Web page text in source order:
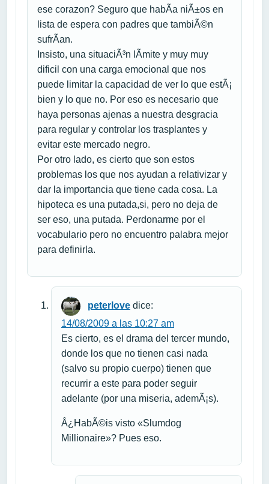
ese corazon? Seguro que habÃ­a niÃ±os en
lista de espera con padres que tambiÃ©n
sufrÃ­an.
Insisto, una situaciÃ³n lÃ­mite y muy muy
dificil con una carga emocional que nos
puede limitar la capacidad de ver lo que estÃ¡
bien y lo que no. Por eso es necesario que
haya personas ajenas a nuestra desgracia
para regular y controlar los trasplantes y
evitar este mercado negro.
Por otro lado, es cierto que son estos
problemas los que nos ayudan a relativizar y
dar la importancia que tiene cada cosa. La
hipoteca es una putada,si, pero no deja de
ser eso, una putada. Perdonarme por el
vocabulario pero no encuentro palabra mejor
para definirla.
peterlove dice:
14/08/2009 a las 10:27 am
Es cierto, es el drama del tercer mundo,
donde los que no tienen casi nada
(salvo su propio cuerpo) tienen que
recurrir a este para poder seguir
adelante (por una miseria, ademÃ¡s).
Â¿HabÃ©is visto «Slumdog
Millionaire»? Pues eso.